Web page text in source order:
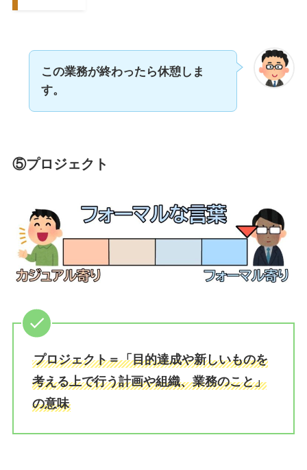
この業務が終わったら休憩しま
す。
⑤プロジェクト
プロジェクト＝「目的達成や新しいものを
考える上で行う計画や組織、業務のこと」
の意味